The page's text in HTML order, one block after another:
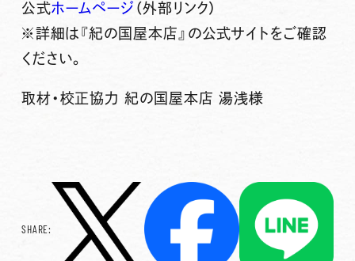
公式ホームページ （外部リンク）
※詳細は『紀の国屋本店』の公式サイトをご確認
ください。
取材・校正協力 紀の国屋本店 湯浅様
SHARE: